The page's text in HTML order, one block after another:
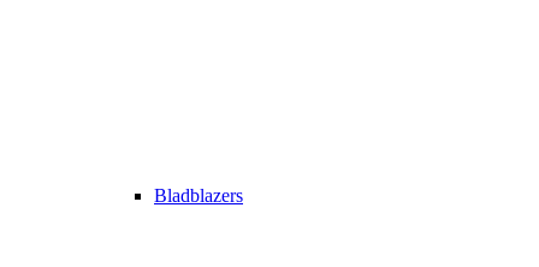
Bladblazers